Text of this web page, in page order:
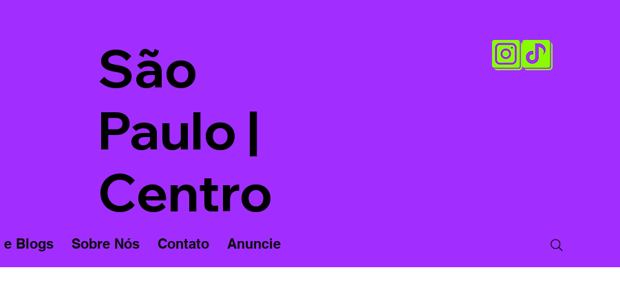
São
Paulo |
Centro
e Blogs Sobre Nós Contato Anuncie